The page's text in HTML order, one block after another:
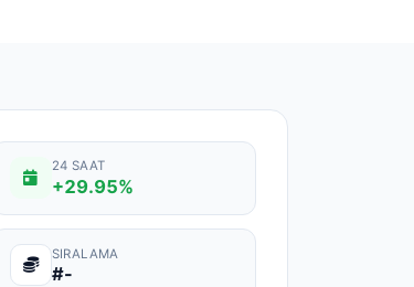
24 SAAT
+29.95%
SIRALAMA
#-